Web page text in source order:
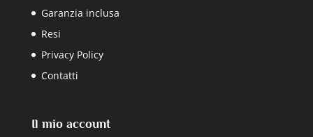
Garanzia inclusa
Resi
Privacy Policy
Contatti
Il mio account